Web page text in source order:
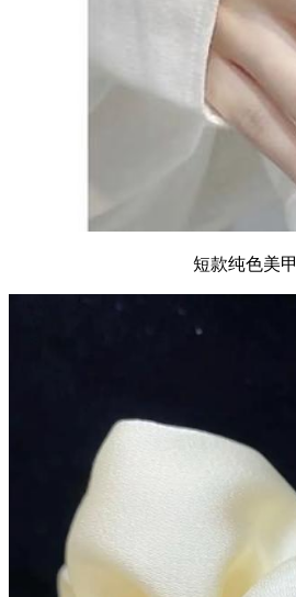
短款纯色美甲